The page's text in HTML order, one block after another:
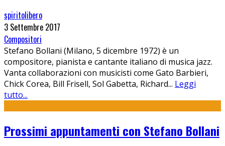
spiritolibero
3 Settembre 2017
Compositori
Stefano Bollani (Milano, 5 dicembre 1972) è un
compositore, pianista e cantante italiano di musica jazz.
Vanta collaborazioni con musicisti come Gato Barbieri,
Chick Corea, Bill Frisell, Sol Gabetta, Richard... Leggi
tutto...
Prossimi appuntamenti con Stefano Bollani